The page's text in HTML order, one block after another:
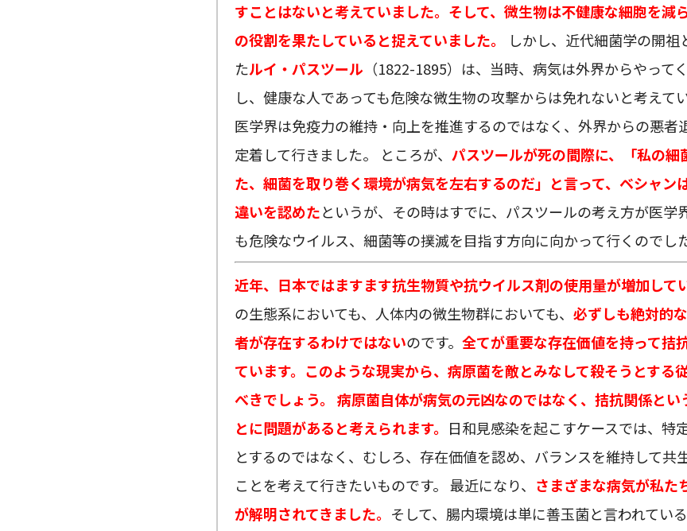
すことはないと考えていました。そして、微生物は不健康な細胞を減
の役割を果たしていると捉えていました。
しかし、近代細菌学の開祖
たルイ・パスツール （1822-1895）は、当時、病気は外界からやって
し、健康な人であっても危険な微生物の攻撃からは免れないと考えて
医学界は免疫力の維持・向上を推進するのではなく、外界からの悪者
定着して行きました。 ところが、 パスツールが死の間際に、「私の細
た、細菌を取り巻く環境が病気を左右するのだ」と言って、ベシャン
違いを認めたというが、その時はすでに、パスツールの考え方が医学
も危険なウイルス、細菌等の撲滅を目指す方向に向かって行くのでし
近年、日本ではますます抗生物質や抗ウイルス剤の使用量が増加してい
の生態系においても、人体内の微生物群においても、 必ずしも絶対的
者が存在するわけではないのです。 全てが重要な存在価値を持って拮
ています。このような現実から、病原菌を敵とみなして殺そうとする
べきでしょう。 病原菌自体が病気の元凶なのではなく、拮抗関係とい
とに問題があると考えられます。 日和見感染を起こすケースでは、特
とするのではなく、むしろ、存在価値を認め、バランスを維持して共
ことを考えて行きたいものです。 最近になり、 さまざまな病気が私た
が解明されてきました。 そして、腸内環境は単に善玉菌と言われてい